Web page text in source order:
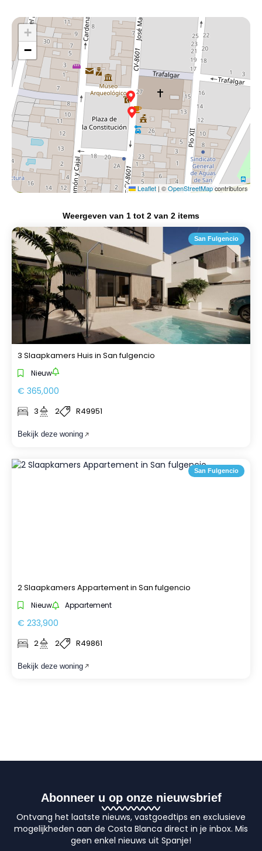
Weergeven van 1 tot 2 van 2 items
San Fulgencio
3 Slaapkamers Huis in San fulgencio
Nieuw
€ 365,000
3 2 R49951
Bekijk deze woning
San Fulgencio
2 Slaapkamers Appartement in San fulgencio
Nieuw Appartement
€ 233,900
2 2 R49861
Bekijk deze woning
+
−
Leaflet | ©OpenStreetMapcontributors
Abonneer u op onze nieuwsbrief
Ontvang het laatste nieuws, vastgoedtips en exclusieve
mogelijkheden aan de Costa Blanca direct in je inbox. Mis
geen enkel nieuws uit Spanje!